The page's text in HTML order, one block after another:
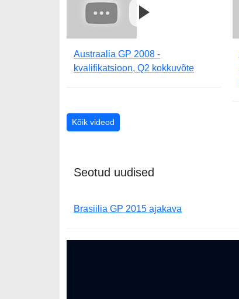
Austraalia GP 2008 -
kvalifikatsioon, Q2 kokkuvõte
Kõik videod
Seotud uudised
Brasiilia GP 2015 ajakava